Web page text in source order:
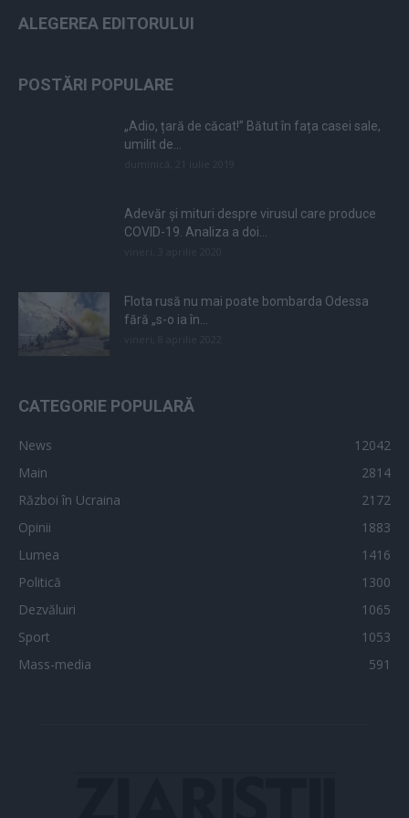
ALEGEREA EDITORULUI
POSTĂRI POPULARE
„Adio, țară de căcat!” Bătut în fața casei sale,
umilit de...
Adevăr și mituri despre virusul care produce
COVID-19. Analiza a doi...
Flota rusă nu mai poate bombarda Odessa
fără „s-o ia în...
CATEGORIE POPULARĂ
News
12042
Main
2814
Război în Ucraina
2172
Opinii
1883
Lumea
1416
Politică
1300
Dezvăluiri
1065
Sport
1053
Mass-media
591